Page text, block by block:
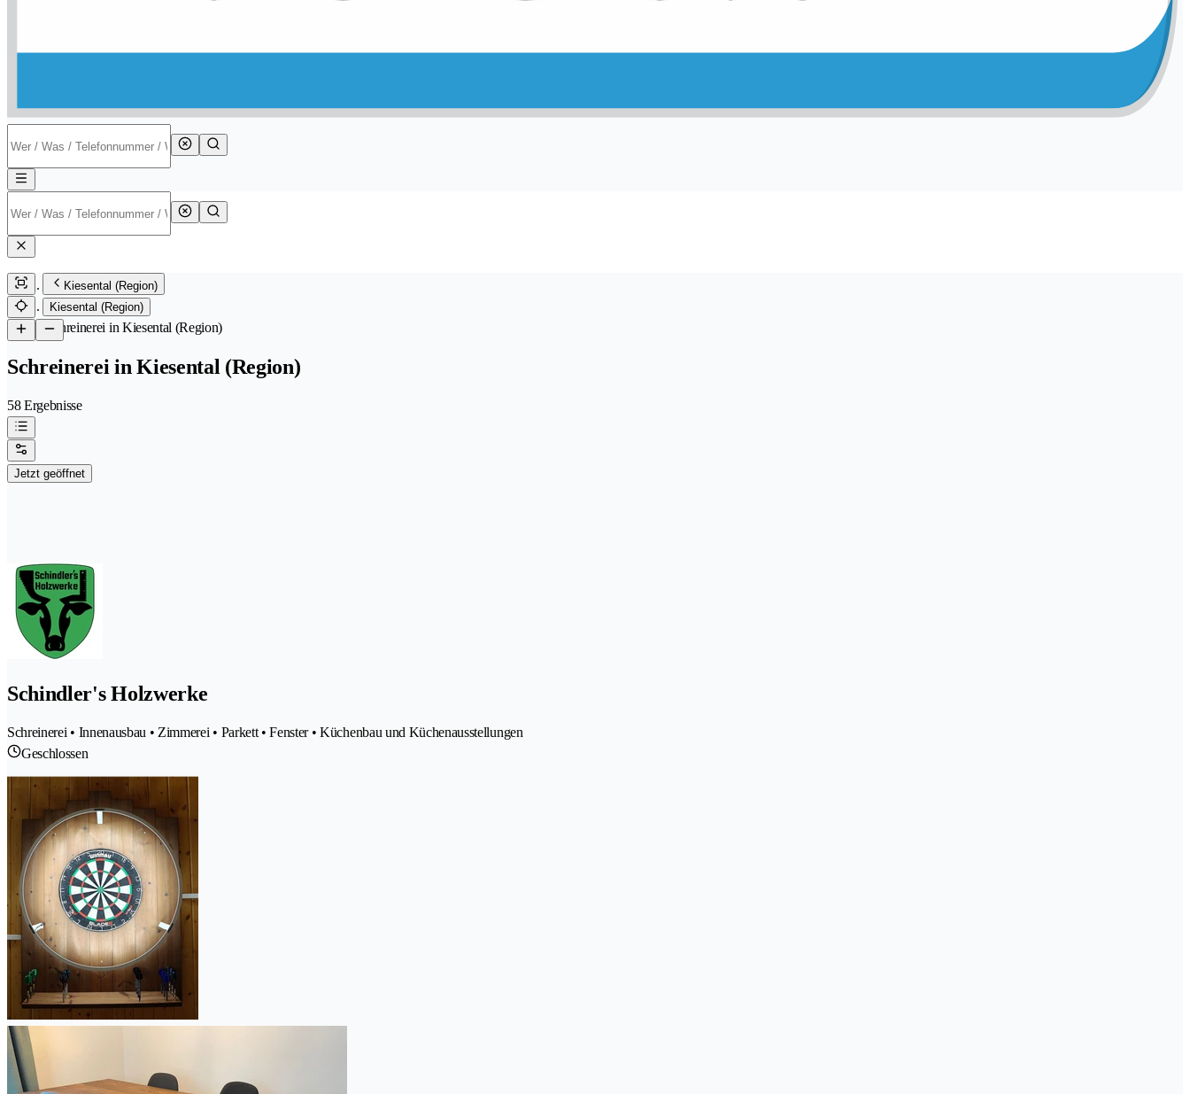
Kiesental (Region)
Kiesental (Region)
/Schreinerei in Kiesental (Region)
Schreinerei in Kiesental (Region)
58 Ergebnisse
Jetzt geöffnet
Schindler's Holzwerke
Schreinerei • Innenausbau • Zimmerei • Parkett • Fenster • Küchenbau und Küchenausstellungen
Geschlossen